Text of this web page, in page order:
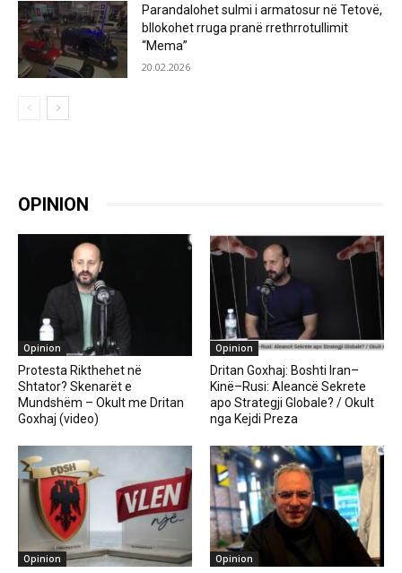
Parandalohet sulmi i armatosur në Tetovë,
bllokohet rruga pranë rrethrrotullimit
“Mema”
20.02.2026
OPINION
Opinion
Protesta Rikthehet në
Shtator? Skenarët e
Mundshëm – Okult me Dritan
Goxhaj (video)
Opinion
Dritan Goxhaj: Boshti Iran–
Kinë–Rusi: Aleancë Sekrete
apo Strategji Globale? / Okult
nga Kejdi Preza
Opinion Opinion